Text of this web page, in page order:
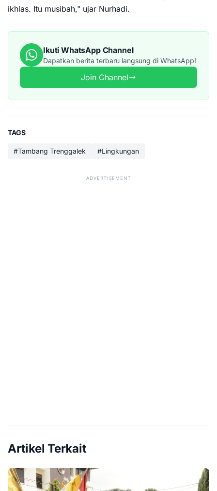
ikhlas. Itu musibah," ujar Nurhadi.
Ikuti WhatsApp Channel
Dapatkan berita terbaru langsung di WhatsApp!
Join Channel
TAGS
#Tambang Trenggalek #Lingkungan
ADVERTISEMENT
Artikel Terkait